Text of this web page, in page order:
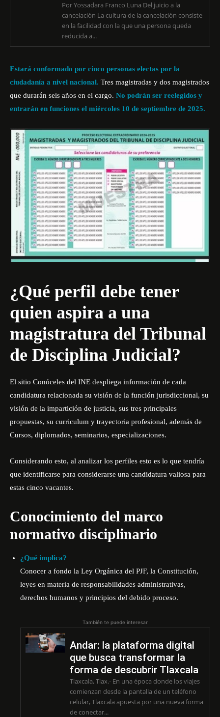
Por Yossadara Franco Luna Del juicio a la
cancelación La cultura de la cancelación consiste
en la facilidad con la que una persona queda
reducida a...
Estará conformado por cinco personas electas por la
ciudadanía a nivel nacional. Tres magistradas y dos magistrados
que durarán seis años en el cargo. No podrán ser reelegidos y
entrarán en funciones el miércoles 10 de septiembre de 2025.
¿Qué perfil debe tener
quien aspira a una
magistratura del Tribunal
de Disciplina Judicial?
El sitio Conóceles del INE despliega información de cada
candidatura relacionada su visión de la función jurisdiccional, su
visión de la impartición de justicia, sus tres principales
propuestas, su curriculum y trayectoria profesional, además de
Cursos, diplomados, seminarios, especializaciones.
Considerando esto, al analizar los perfiles esto es lo que tendría
que identificarse para considerarse una candidatura valiosa para
estas cinco vacantes.
Conocimiento del marco
normativo disciplinario
¿Qué implica?
Conocer a fondo la Ley Orgánica del PJF, la Constitución,
leyes en materia de responsabilidades administrativas,
derechos humanos y principios del debido proceso.
También te puede interesar
Andar: la plataforma digital
que busca transformar la
forma de descubrir Tlaxcala
Tlaxcala, Tlax.- En una época donde los viajes
comienzan desde la pantalla de un teléfono
celular, Tlaxcala apuesta por una nueva forma
de conectar...